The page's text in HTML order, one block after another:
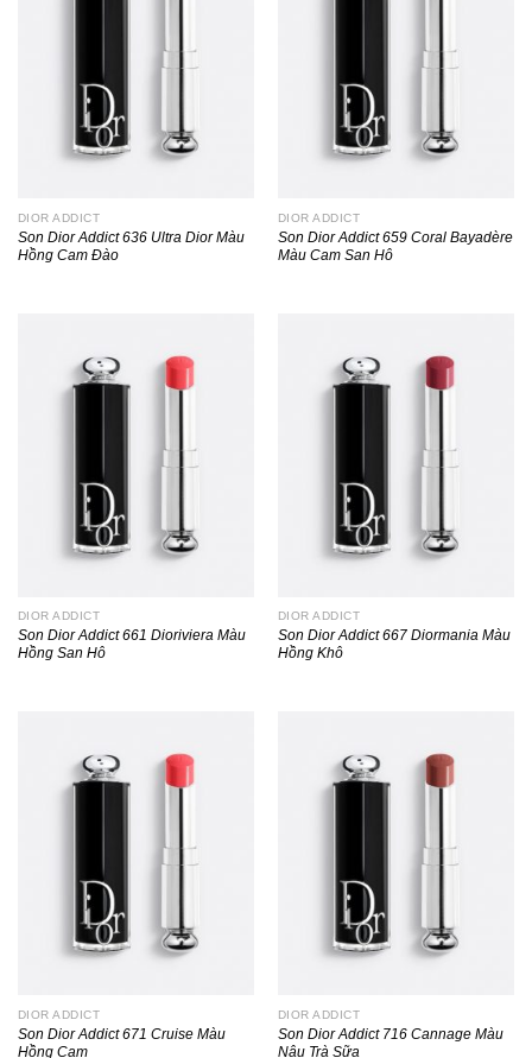
DIOR ADDICT
Son Dior Addict 636 Ultra Dior Màu
Hồng Cam Đào
DIOR ADDICT
Son Dior Addict 659 Coral Bayadère
Màu Cam San Hô
DIOR ADDICT
Son Dior Addict 661 Dioriviera Màu
Hồng San Hô
DIOR ADDICT
Son Dior Addict 667 Diormania Màu
Hồng Khô
DIOR ADDICT
Son Dior Addict 671 Cruise Màu
Hồng Cam
DIOR ADDICT
Son Dior Addict 716 Cannage Màu
Nâu Trà Sữa